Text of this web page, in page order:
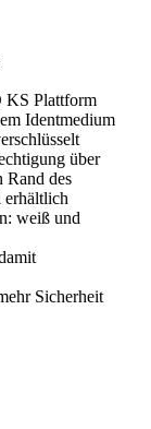
KS Plattform
Identmedium
über
Rand des
erhältlich
weiß und
Sicherheit